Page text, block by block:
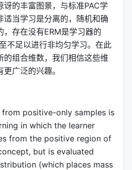
讶的丰富图景，与标准PAC学
适当学习是分离的，随机和确
，存在没有ERM是学习器的
不足以进行非均匀学习。在此
的组合维数，我们相信这些维
广泛的兴趣。
positive-only samples is
in which the learner
from the positive region of
but is evaluated
(which places mass